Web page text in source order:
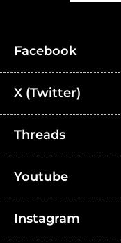
Facebook
X (Twitter)
Threads
Youtube
Instagram